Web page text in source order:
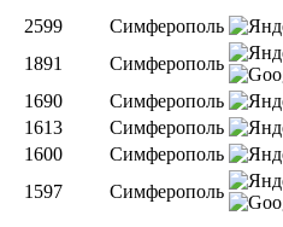
2599
Симферополь
1891
Симферополь
1690
Симферополь
1613
Симферополь
1600
Симферополь
1597 Симферополь